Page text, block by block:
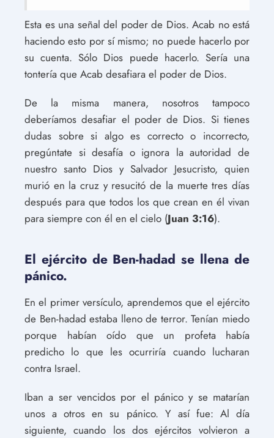
Esta es una señal del poder de Dios. Acab no está
haciendo esto por sí mismo; no puede hacerlo por
su cuenta. Sólo Dios puede hacerlo. Sería una
tontería que Acab desafiara el poder de Dios.
De la misma manera, nosotros tampoco
deberíamos desafiar el poder de Dios. Si tienes
dudas sobre si algo es correcto o incorrecto,
pregúntate si desafía o ignora la autoridad de
nuestro santo Dios y Salvador Jesucristo, quien
murió en la cruz y resucitó de la muerte tres días
después para que todos los que crean en él vivan
para siempre con él en el cielo (Juan 3:16).
El ejército de Ben-hadad se llena de
pánico.
En el primer versículo, aprendemos que el ejército
de Ben-hadad estaba lleno de terror. Tenían miedo
porque habían oído que un profeta había
predicho lo que les ocurriría cuando lucharan
contra Israel.
Iban a ser vencidos por el pánico y se matarían
unos a otros en su pánico. Y así fue: Al día
siguiente, cuando los dos ejércitos volvieron a